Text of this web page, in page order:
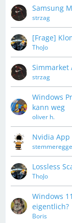
Samsung
strzag
[Frage]
ThoJo
Simmarket
strzag
Windows
kann weg
oliver h.
Nvidia App
Lossless
ThoJo
Windows
eigentlich?
Boris